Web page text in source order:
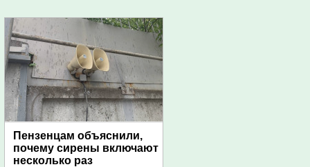
Пензенцам объяснили,
почему сирены включают
несколько раз